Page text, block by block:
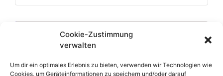
Cookie-Zustimmung
verwalten
Um dir ein optimales Erlebnis zu bieten, verwenden wir Technologien wie
Cookies, um Geräteinformationen zu speichern und/oder darauf
[cookies_revoke]